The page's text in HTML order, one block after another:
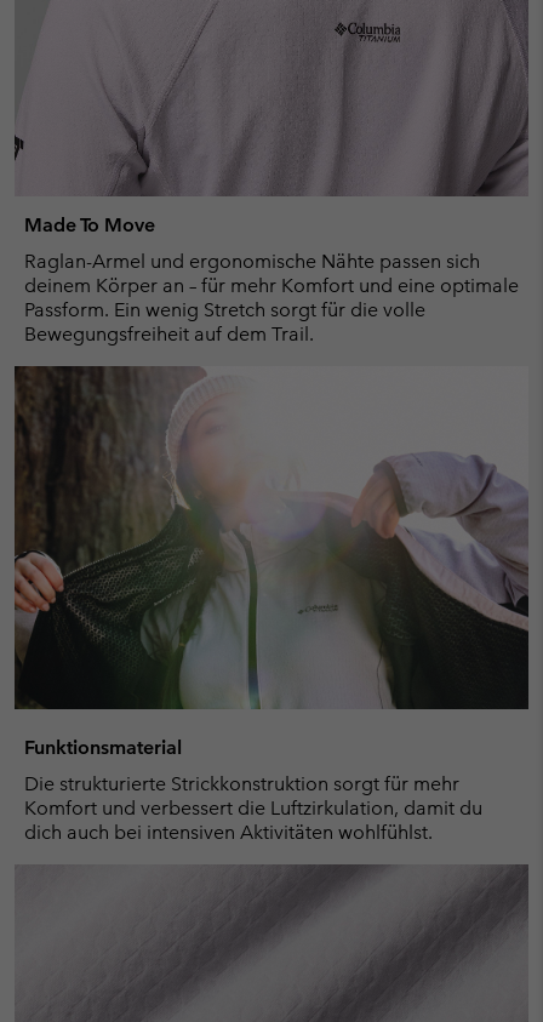
Made To Move
Raglan-Armel und ergonomische Nähte passen sich
deinem Körper an – für mehr Komfort und eine optimale
Passform. Ein wenig Stretch sorgt für die volle
Bewegungsfreiheit auf dem Trail.
Funktionsmaterial
Die strukturierte Strickkonstruktion sorgt für mehr
Komfort und verbessert die Luftzirkulation, damit du
dich auch bei intensiven Aktivitäten wohlfühlst.